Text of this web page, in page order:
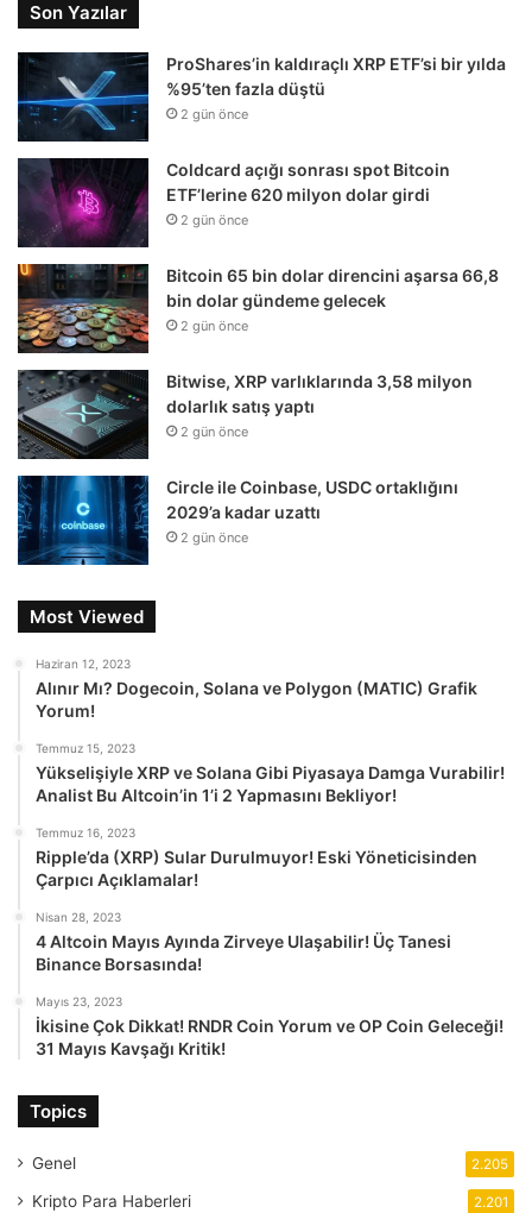
Son Yazılar
ProShares’in kaldıraçlı XRP ETF’si bir yılda
%95’ten fazla düştü
2 gün önce
Coldcard açığı sonrası spot Bitcoin
ETF’lerine 620 milyon dolar girdi
2 gün önce
Bitcoin 65 bin dolar direncini aşarsa 66,8
bin dolar gündeme gelecek
2 gün önce
Bitwise, XRP varlıklarında 3,58 milyon
dolarlık satış yaptı
2 gün önce
Circle ile Coinbase, USDC ortaklığını
2029’a kadar uzattı
2 gün önce
Most Viewed
Haziran 12, 2023
Alınır Mı? Dogecoin, Solana ve Polygon (MATIC) Grafik
Yorum!
Temmuz 15, 2023
Yükselişiyle XRP ve Solana Gibi Piyasaya Damga Vurabilir!
Analist Bu Altcoin’in 1’i 2 Yapmasını Bekliyor!
Temmuz 16, 2023
Ripple’da (XRP) Sular Durulmuyor! Eski Yöneticisinden
Çarpıcı Açıklamalar!
Nisan 28, 2023
4 Altcoin Mayıs Ayında Zirveye Ulaşabilir! Üç Tanesi
Binance Borsasında!
Mayıs 23, 2023
İkisine Çok Dikkat! RNDR Coin Yorum ve OP Coin Geleceği!
31 Mayıs Kavşağı Kritik!
Topics
Genel 2.205
Kripto Para Haberleri 2.201